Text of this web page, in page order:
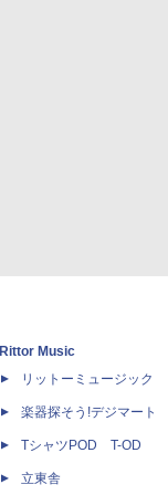
Rittor Music
リットーミュージック
楽器探そう!デジマート
TシャツPOD T-OD
立東舎